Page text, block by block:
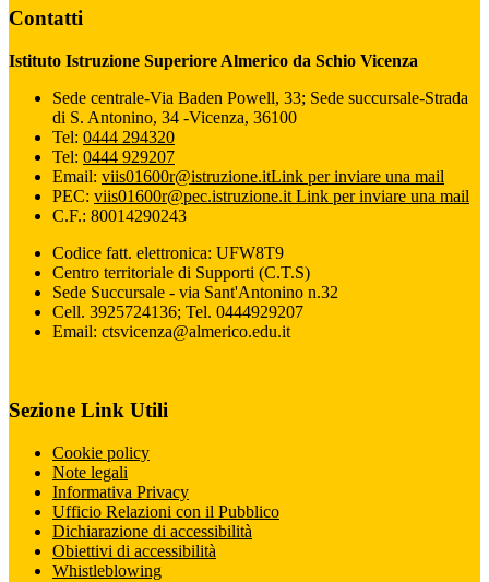
Contatti
Istituto Istruzione Superiore Almerico da Schio Vicenza
Sede centrale-Via Baden Powell, 33; Sede succursale-Strada
di S. Antonino, 34 -Vicenza, 36100
Tel: 0444 294320
Tel: 0444 929207
Email: viis01600r@istruzione.itLink per inviare una mail
PEC: viis01600r@pec.istruzione.it Link per inviare una mail
C.F.: 80014290243
Codice fatt. elettronica: UFW8T9
Centro territoriale di Supporti (C.T.S)
Sede Succursale - via Sant'Antonino n.32
Cell. 3925724136; Tel. 0444929207
Email: ctsvicenza@almerico.edu.it
Sezione Link Utili
Cookie policy
Note legali
Informativa Privacy
Ufficio Relazioni con il Pubblico
Dichiarazione di accessibilità
Obiettivi di accessibilità
Whistleblowing